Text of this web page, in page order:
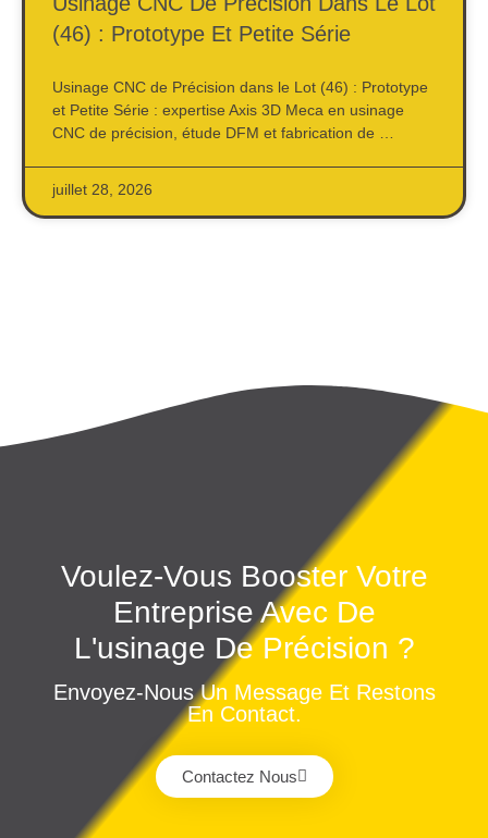
(46) : Prototype Et Petite Série
Usinage CNC de Précision dans le Lot (46) : Prototype
et Petite Série : expertise Axis 3D Meca en usinage
CNC de précision, étude DFM et fabrication de …
juillet 28, 2026
Voulez-Vous Booster Votre
Entreprise Avec De
L'usinage De Précision ?
Envoyez-Nous Un Message Et Restons
En Contact.
Contactez Nous